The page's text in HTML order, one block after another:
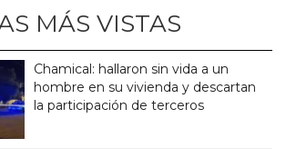
MÁS VISTAS
Chamical: hallaron sin vida a un
hombre en su vivienda y descartan
la participación de terceros